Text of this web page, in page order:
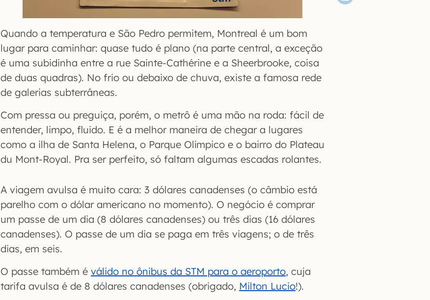
Quando a temperatura e São Pedro permitem, Montreal é um bom
lugar para caminhar: quase tudo é plano (na parte central, a exceção
é uma subidinha entre a rue Sainte-Cathérine e a Sheerbrooke, coisa
de duas quadras). No frio ou debaixo de chuva, existe a famosa rede
de galerias subterrâneas.
Com pressa ou preguiça, porém, o metrô é uma mão na roda: fácil de
entender, limpo, fluido. E é a melhor maneira de chegar a lugares
como a ilha de Santa Helena, o Parque Olímpico e o bairro do Plateau
du Mont-Royal. Pra ser perfeito, só faltam algumas escadas rolantes.
A viagem avulsa é muito cara: 3 dólares canadenses (o câmbio está
parelho com o dólar americano no momento). O negócio é comprar
um passe de um dia (8 dólares canadenses) ou três dias (16 dólares
canadenses). O passe de um dia se paga em três viagens; o de três
dias, em seis.
O passe também é válido no ônibus da STM para o aeroporto, cuja
tarifa avulsa é de 8 dólares canadenses (obrigado, Milton Lucio!).